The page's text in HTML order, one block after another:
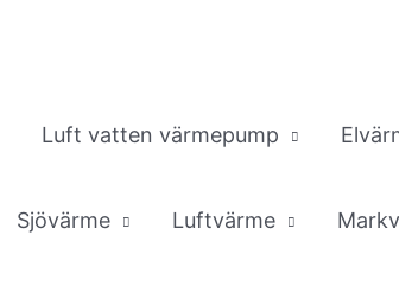
Luft vatten värmepump
Sjövärme Luftvärme